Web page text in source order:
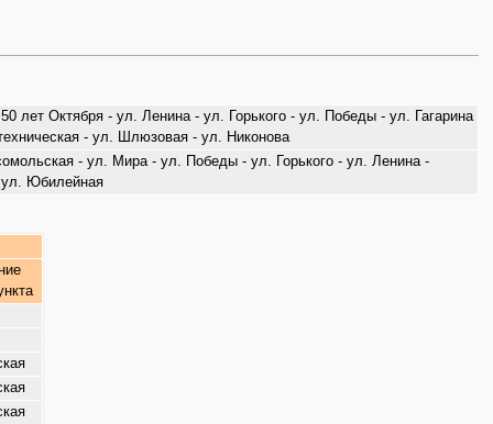
лет Октября - ул. Ленина - ул. Горького - ул. Победы - ул. Гагарина
- ул. Шлюзовая - ул. Никонова
- ул. Мира - ул. Победы - ул. Горького - ул. Ленина -
ул. Юбилейная